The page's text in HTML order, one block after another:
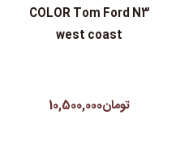
COLOR Tom Ford N3
west coast
تومان10,500,000